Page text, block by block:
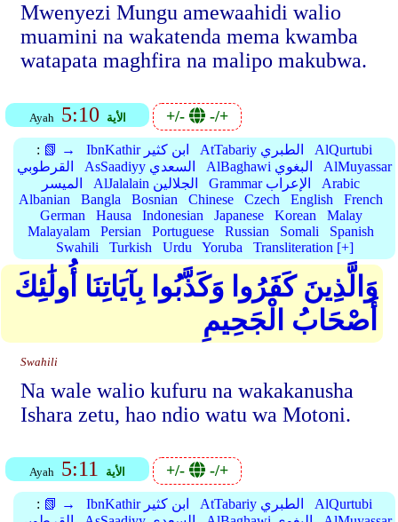
Mwenyezi Mungu amewaahidi walio
muamini na wakatenda mema kwamba
watapata maghfira na malipo makubwa.
Ayah 5:10 الأية +/- -/+
: 📗 → IbnKathir ابن كثير AtTabariy الطبري
AlQurtubi
القرطوبي
AsSaadiyy السعدي AlBaghawi البغوي
AlMuyassar
الميسر
AlJalalain الجلالين Grammar الإعراب
Arabic
Albanian
Bangla Bosnian Chinese Czech English
French
German
Hausa Indonesian Japanese Korean
Malay
Malayalam
Persian Portuguese Russian Somali
Spanish
Swahili
Turkish Urdu Yoruba Transliteration [+]
وَالَّذِينَ كَفَرُوا وَكَذَّبُوا بِآيَاتِنَا أُولَٰئِكَ
أَصْحَابُ الْجَحِيمِ
Swahili
Na wale walio kufuru na wakakanusha
Ishara zetu, hao ndio watu wa Motoni.
Ayah 5:11 الأية +/- -/+
: 📗 → IbnKathir ابن كثير AtTabariy الطبري
AlQurtubi